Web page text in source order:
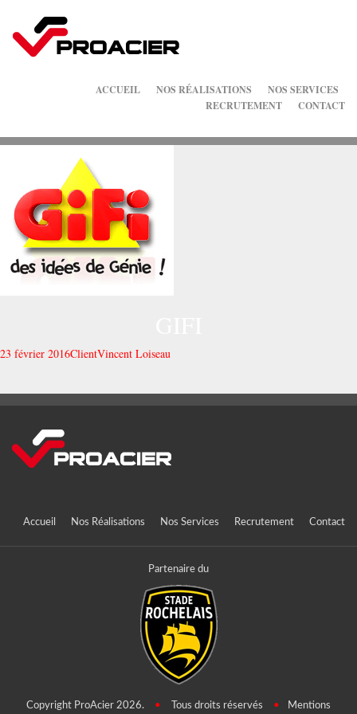
ACCUEIL NOS RÉALISATIONS
NOS SERVICES
RECRUTEMENT
CONTACT
23 février 2016ClientVincent Loiseau
Accueil Nos Réalisations Nos Services Recrutement Contact
Partenaire du
Copyright ProAcier 2026. • Tous droits réservés • Mentions